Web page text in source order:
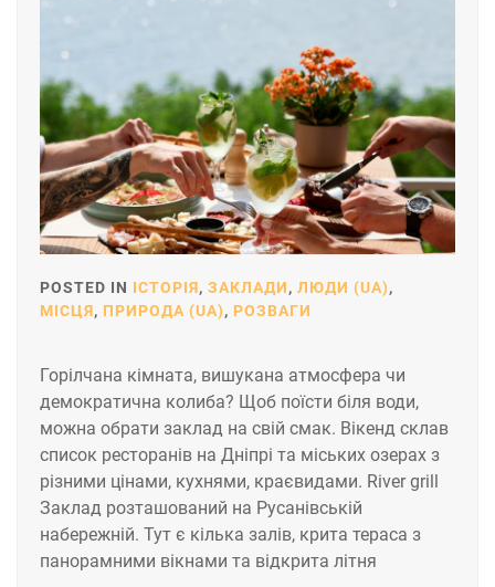
POSTED IN ІСТОРІЯ, ЗАКЛАДИ, ЛЮДИ (UA),
МІСЦЯ, ПРИРОДА (UA), РОЗВАГИ
Горілчана кімната, вишукана атмосфера чи
демократична колиба? Щоб поїсти біля води,
можна обрати заклад на свій смак. Вікенд склав
список ресторанів на Дніпрі та міських озерах з
різними цінами, кухнями, краєвидами. River grill
Заклад розташований на Русанівській
набережній. Тут є кілька залів, крита тераса з
панорамними вікнами та відкрита літня